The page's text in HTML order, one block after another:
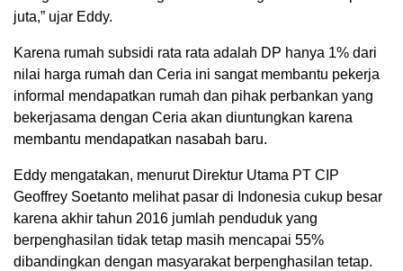
juta,” ujar Eddy.
Karena rumah subsidi rata rata adalah DP hanya 1% dari
nilai harga rumah dan Ceria ini sangat membantu pekerja
informal mendapatkan rumah dan pihak perbankan yang
bekerjasama dengan Ceria akan diuntungkan karena
membantu mendapatkan nasabah baru.
Eddy mengatakan, menurut Direktur Utama PT CIP
Geoffrey Soetanto melihat pasar di Indonesia cukup besar
karena akhir tahun 2016 jumlah penduduk yang
berpenghasilan tidak tetap masih mencapai 55%
dibandingkan dengan masyarakat berpenghasilan tetap.